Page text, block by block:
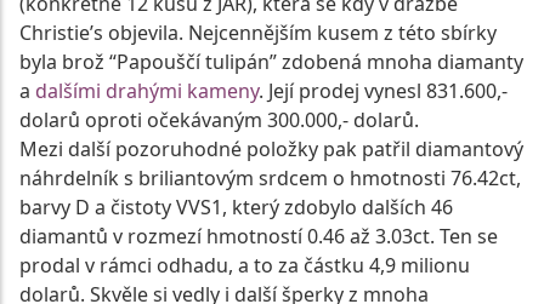
Christie’s objevila. Nejcennějším kusem z této sbírky
byla brož “Papouščí tulipán” zdobená mnoha diamanty
a dalšími drahými kameny. Její prodej vynesl 831.600,-
dolarů oproti očekávaným 300.000,- dolarů.
Mezi další pozoruhodné položky pak patřil diamantový
náhrdelník s briliantovým srdcem o hmotnosti 76.42ct,
barvy D a čistoty VVS1, který zdobylo dalších 46
diamantů v rozmezí hmotností 0.46 až 3.03ct. Ten se
prodal v rámci odhadu, a to za částku 4,9 milionu
dolarů. Skvěle si vedly i další šperky z mnoha